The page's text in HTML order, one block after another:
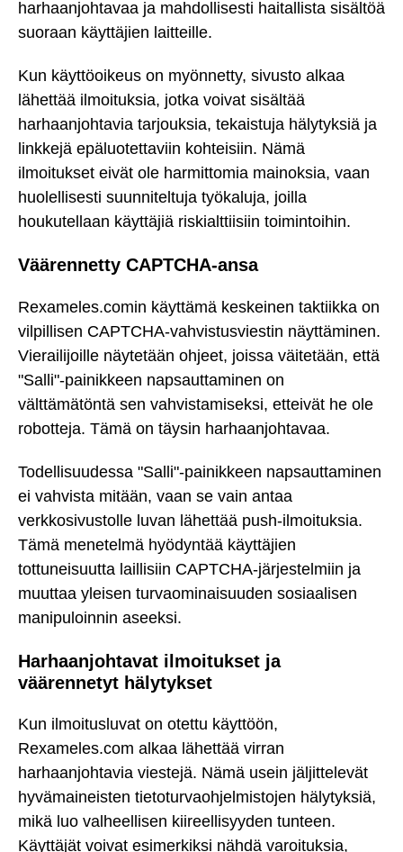
harhaanjohtavaa ja mahdollisesti haitallista sisältöä
suoraan käyttäjien laitteille.
Kun käyttöoikeus on myönnetty, sivusto alkaa
lähettää ilmoituksia, jotka voivat sisältää
harhaanjohtavia tarjouksia, tekaistuja hälytyksiä ja
linkkejä epäluotettaviin kohteisiin. Nämä
ilmoitukset eivät ole harmittomia mainoksia, vaan
huolellisesti suunniteltuja työkaluja, joilla
houkutellaan käyttäjiä riskialttiisiin toimintoihin.
Väärennetty CAPTCHA-ansa
Rexameles.comin käyttämä keskeinen taktiikka on
vilpillisen CAPTCHA-vahvistusviestin näyttäminen.
Vierailijoille näytetään ohjeet, joissa väitetään, että
"Salli"-painikkeen napsauttaminen on
välttämätöntä sen vahvistamiseksi, etteivät he ole
robotteja. Tämä on täysin harhaanjohtavaa.
Todellisuudessa "Salli"-painikkeen napsauttaminen
ei vahvista mitään, vaan se vain antaa
verkkosivustolle luvan lähettää push-ilmoituksia.
Tämä menetelmä hyödyntää käyttäjien
tottuneisuutta laillisiin CAPTCHA-järjestelmiin ja
muuttaa yleisen turvaominaisuuden sosiaalisen
manipuloinnin aseeksi.
Harhaanjohtavat ilmoitukset ja
väärennetyt hälytykset
Kun ilmoitusluvat on otettu käyttöön,
Rexameles.com alkaa lähettää virran
harhaanjohtavia viestejä. Nämä usein jäljittelevät
hyvämaineisten tietoturvaohjelmistojen hälytyksiä,
mikä luo valheellisen kiireellisyyden tunteen.
Käyttäjät voivat esimerkiksi nähdä varoituksia,